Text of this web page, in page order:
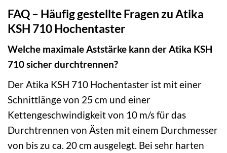
FAQ – Häufig gestellte Fragen zu Atika
KSH 710 Hochentaster
Welche maximale Aststärke kann der Atika KSH
710 sicher durchtrennen?
Der Atika KSH 710 Hochentaster ist mit einer
Schnittlänge von 25 cm und einer
Kettengeschwindigkeit von 10 m/s für das
Durchtrennen von Ästen mit einem Durchmesser
von bis zu ca. 20 cm ausgelegt. Bei sehr harten